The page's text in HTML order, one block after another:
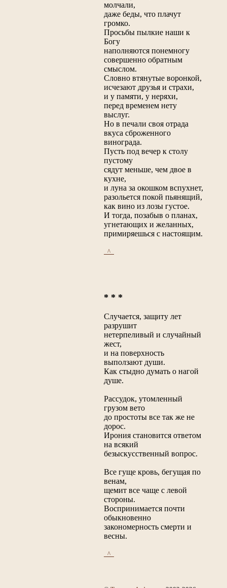
молчали,
даже беды, что плачут
громко.
Просьбы пылкие наши к
Богу
наполняются понемногу
совершенно обратным
смыслом.
Словно втянутые воронкой,
исчезают друзья и страхи,
и у памяти, у неряхи,
перед временем нету
выслуг.
Но в печали своя отрада
вкуса сброженного
винограда.
Пусть под вечер к столу
пустому
сядут меньше, чем двое в
кухне,
и луна за окошком вспухнет,
разольется покой пьянящий,
как вино из лозы густое.
И тогда, позабыв о планах,
угнетающих и желанных,
примиряешься с настоящим.
_^_
* * *
Случается, защиту лет
разрушит
нетерпеливый и случайный
жест,
и на поверхность
выползают души.
Как стыдно думать о нагой
душе.
Рассудок, утомленный
грузом вето
до простоты все так же не
дорос.
Ирония становится ответом
на всякий
безыскусственный вопрос.
Все гуще кровь, бегущая по
венам,
щемит все чаще с левой
стороны.
Воспринимается почти
обыкновенно
закономерность смерти и
весны.
_^_